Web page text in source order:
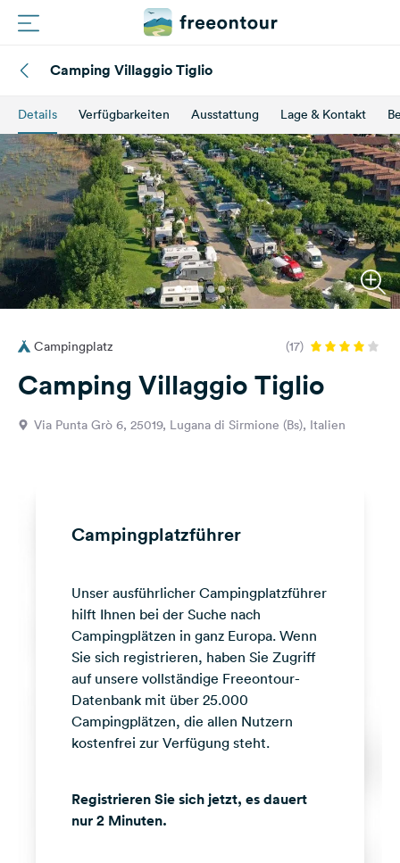
Routen
Plätze
Magazin
Partner
Registrieren
Einloggen
Fragen &
Feedback
Media
Facebook
Instagram
Camping Villaggio Tiglio
Details Verfügbarkeiten Ausstattung Lage & Kontakt
Campingplatz (17)
Camping Villaggio Tiglio
Via Punta Grò 6, 25019, Lugana di Sirmione (Bs), Italien
Campingplatzführer
Unser ausführlicher Campingplatzführer
hilft Ihnen bei der Suche nach
Campingplätzen in ganz Europa. Wenn
Sie sich registrieren, haben Sie Zugriff
auf unsere vollständige Freeontour-
Datenbank mit über 25.000
Campingplätzen, die allen Nutzern
kostenfrei zur Verfügung steht.
Registrieren Sie sich jetzt, es dauert
nur 2 Minuten.